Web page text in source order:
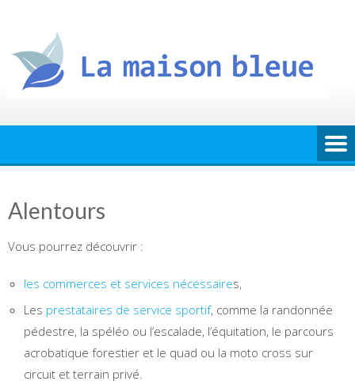
content
Alentours
Vous pourrez découvrir :
les commerces et services nécessaires,
Les prestataires de service sportif, comme la randonnée
pédestre, la spéléo ou l’escalade, l’équitation, le parcours
acrobatique forestier et le quad ou la moto cross sur
circuit et terrain privé.